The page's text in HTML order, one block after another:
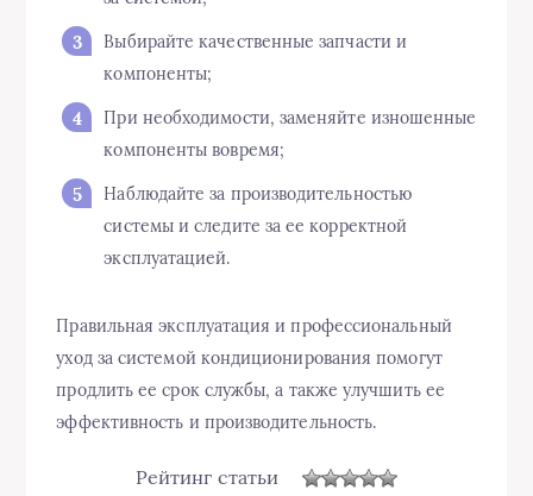
Выбирайте качественные запчасти и
компоненты;
При необходимости, заменяйте изношенные
компоненты вовремя;
Наблюдайте за производительностью
системы и следите за ее корректной
эксплуатацией.
Правильная эксплуатация и профессиональный
уход за системой кондиционирования помогут
продлить ее срок службы, а также улучшить ее
эффективность и производительность.
Рейтинг статьи